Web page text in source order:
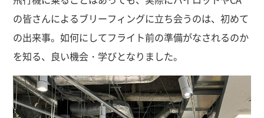
の皆さんによるブリーフィングに立ち会うのは、初めて
の出来事。如何にしてフライト前の準備がなされるのか
を知る、良い機会・学びとなりました。